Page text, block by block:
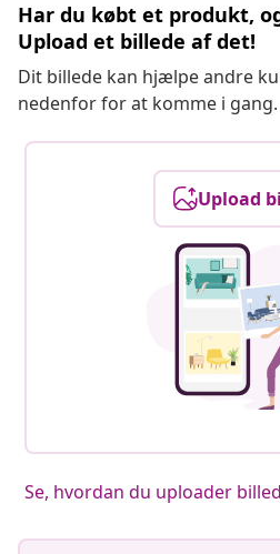
Har du købt et produkt,
Upload et billede af det!
Dit billede kan hjælpe andre
nedenfor for at komme i gang.
Upload
Se, hvordan du uploader